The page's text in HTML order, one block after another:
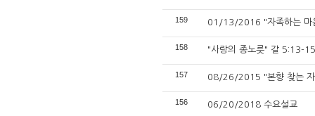
159 01/13/2016 "자족하는 마
158 "사랑의 종노릇" 갈 5:13-15
157 08/26/2015 "본향 찾는
156 06/20/2018 수요설교